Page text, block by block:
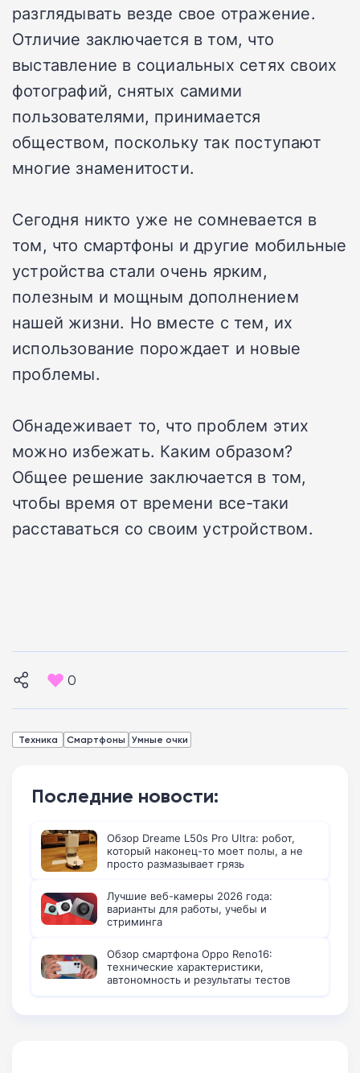
разглядывать везде свое отражение.
Отличие заключается в том, что
выставление в социальных сетях своих
фотографий, снятых самими
пользователями, принимается
обществом, поскольку так поступают
многие знаменитости.
Сегодня никто уже не сомневается в
том, что смартфоны и другие мобильные
устройства стали очень ярким,
полезным и мощным дополнением
нашей жизни. Но вместе с тем, их
использование порождает и новые
проблемы.
Обнадеживает то, что проблем этих
можно избежать. Каким образом?
Общее решение заключается в том,
чтобы время от времени все-таки
расставаться со своим устройством.
0
Техника Смартфоны Умные очки
Последние новости:
Обзор Dreame L50s Pro Ultra: робот,
который наконец-то моет полы, а не
просто размазывает грязь
Лучшие веб-камеры 2026 года:
варианты для работы, учебы и
стриминга
Обзор смартфона Oppo Reno16:
технические характеристики,
автономность и результаты тестов